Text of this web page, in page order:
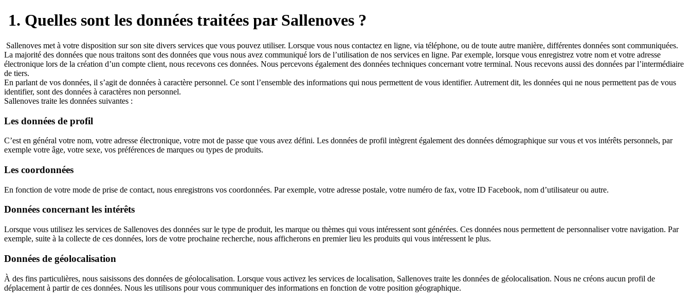
1. Quelles sont les données traitées par Sallenoves ?
Sallenoves met à votre disposition sur son site divers services que vous pouvez utiliser. Lorsque vous nous contactez en ligne, via téléphone, ou de toute autre manière, différentes données sont communiquées.
La majorité des données que nous traitons sont des données que vous nous avez communiqué lors de l’utilisation de nos services en ligne. Par exemple, lorsque vous enregistrez votre nom et votre adresse
électronique lors de la création d’un compte client, nous recevons ces données. Nous percevons également des données techniques concernant votre terminal. Nous recevons aussi des données par l’intermédiaire
de tiers.
En parlant de vos données, il s’agit de données à caractère personnel. Ce sont l’ensemble des informations qui nous permettent de vous identifier. Autrement dit, les données qui ne nous permettent pas de vous
identifier, sont des données à caractères non personnel.
Sallenoves traite les données suivantes :
Les données de profil
C’est en général votre nom, votre adresse électronique, votre mot de passe que vous avez défini. Les données de profil intègrent également des données démographique sur vous et vos intérêts personnels, par
exemple votre âge, votre sexe, vos préférences de marques ou types de produits.
Les coordonnées
En fonction de votre mode de prise de contact, nous enregistrons vos coordonnées. Par exemple, votre adresse postale, votre numéro de fax, votre ID Facebook, nom d’utilisateur ou autre.
Données concernant les intérêts
Lorsque vous utilisez les services de Sallenoves des données sur le type de produit, les marque ou thèmes qui vous intéressent sont générées. Ces données nous permettent de personnaliser votre navigation. Par
exemple, suite à la collecte de ces données, lors de votre prochaine recherche, nous afficherons en premier lieu les produits qui vous intéressent le plus.
Données de géolocalisation
À des fins particulières, nous saisissons des données de géolocalisation. Lorsque vous activez les services de localisation, Sallenoves traite les données de géolocalisation. Nous ne créons aucun profil de
déplacement à partir de ces données. Nous les utilisons pour vous communiquer des informations en fonction de votre position géographique.